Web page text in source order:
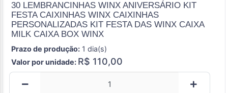
30 LEMBRANCINHAS WINX ANIVERSÁRIO KIT
FESTA CAIXINHAS WINX CAIXINHAS
PERSONALIZADAS KIT FESTA DAS WINX CAIXA
MILK CAIXA BOX WINX
Prazo de produção: 1 dia(s)
Valor por unidade: R$ 110,00